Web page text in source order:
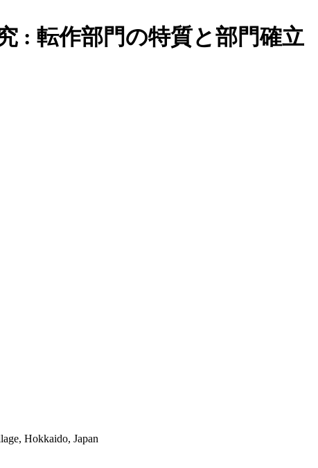
: 転作部門の特質と部門確立
Hokkaido, Japan